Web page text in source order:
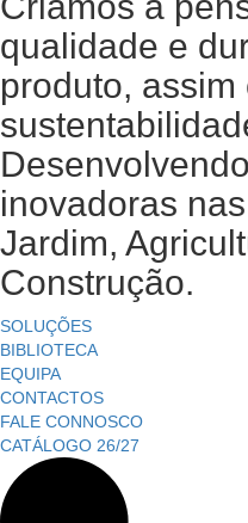
qualidade e
produto, assim
inovadoras
Jardim,
Construção.
SOLUÇÕES
BIBLIOTECA
EQUIPA
CONTACTOS
FALE CONNOSCO
CATÁLOGO 26/27